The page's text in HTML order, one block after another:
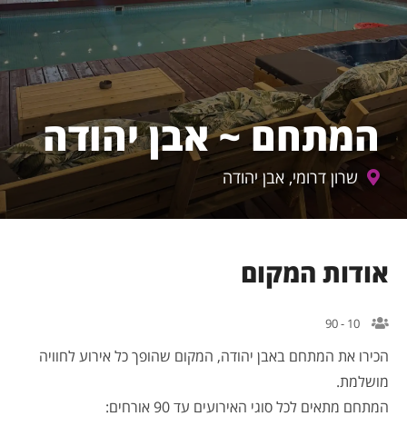
המתחם ~ אבן יהודה
שרון דרומי, אבן יהודה
אודות המקום
10 - 90
הכירו את המתחם באבן יהודה, המקום שהופך כל אירוע לחוויה
מושלמת.
המתחם מתאים לכל סוגי האירועים עד 90 אורחים: